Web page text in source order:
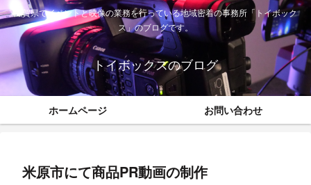
滋賀県でイベントと映像の業務を行っている地域密着の事務所「トイボック
ス」のブログです。
トイボックスのブログ
ホームページ お問い合わせ
米原市にて商品PR動画の制作